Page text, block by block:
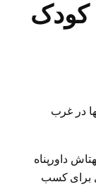
کودک
در غرب
داورپناه
برای کسب